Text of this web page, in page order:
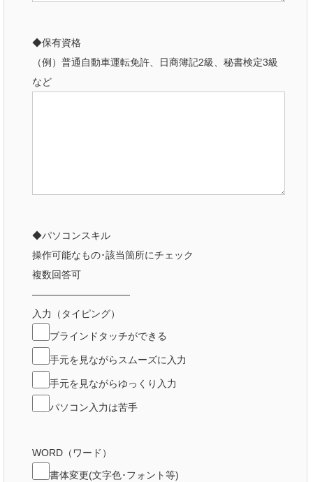
◆保有資格
（例）普通自動車運転免許、日商簿記2級、秘書検定3級
など
◆パソコンスキル
操作可能なもの･該当箇所にチェック
複数回答可
――――――――――
入力（タイピング）
ブラインドタッチができる
手元を見ながらスムーズに入力
手元を見ながらゆっくり入力
パソコン入力は苦手
WORD（ワード）
書体変更(文字色･フォント等)